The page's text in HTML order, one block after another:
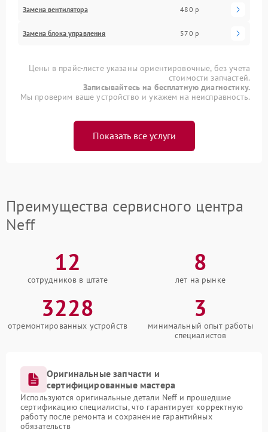
Замена вентилятора 480 р
Замена блока управления 570 р
Цены в прайс-листе указаны ориентировочные, без учета
стоимости запчастей.
Записывайтесь на бесплатную диагностику.
Мы проверим ваше устройство и укажем на неисправность.
Показать все услуги
Преимущества сервисного центра
Neff
12
сотрудников в штате
8
лет на рынке
3228
отремонтированных устройств
3
минимальный опыт работы
специалистов
Оригинальные запчасти и
сертифицированные мастера
Используются оригинальные детали Neff и прошедшие
сертификацию специалисты, что гарантирует корректную
работу после ремонта и сохранение гарантийных
обязательств